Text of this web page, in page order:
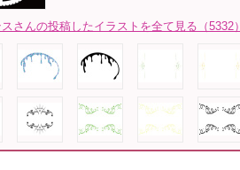
さんの投稿したイラストを全て見る（5332）